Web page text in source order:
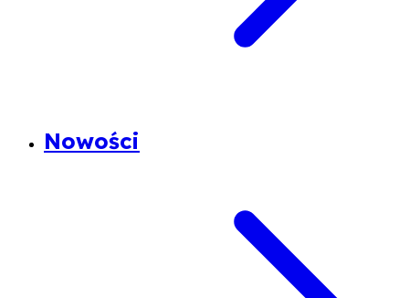
Nowości